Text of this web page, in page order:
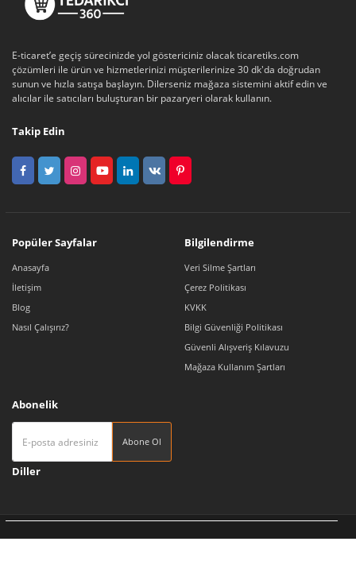
E-ticaret’e geçiş sürecinizde yol göstericiniz olacak ticaretiks.com
çözümleri ile ürün ve hizmetlerinizi müşterilerinize 30 dk'da doğrudan
sunun ve hızla satışa başlayın. Dilerseniz mağaza sistemini aktif edin ve
alıcılar ile satıcıları buluşturan bir pazaryeri olarak kullanın.
Takip Edin
Popüler Sayfalar
Anasayfa
İletişim
Blog
Nasıl Çalışırız?
Bilgilendirme
Veri Silme Şartları
Çerez Politikası
KVKK
Bilgi Güvenliği Politikası
Güvenli Alışveriş Kılavuzu
Mağaza Kullanım Şartları
Abonelik
Abone Ol
Diller